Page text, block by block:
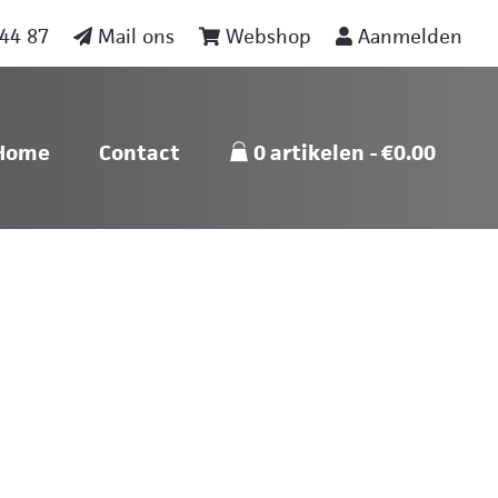
87 Mail ons Webshop Aanmelden
naar content
Contact 0 artikelen €0.00